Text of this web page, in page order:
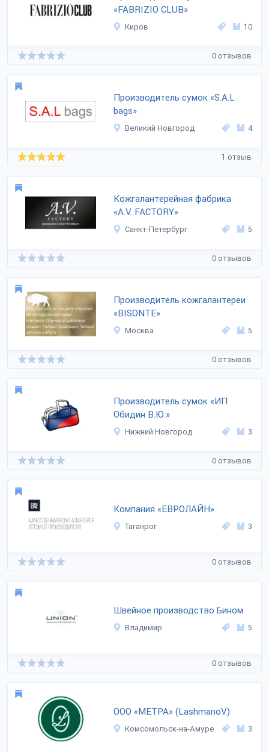
«FABRIZIO CLUB»
Киров 10
0 отзывов
Производитель сумок «S.A.L
bags»
Великий Новгород 4
1 отзыв
Кожгалантерейная фабрика
«A.V. FACTORY»
Санкт-Петербург 5
0 отзывов
Производитель кожгалантереи
«BISONTE»
Москва 5
0 отзывов
Производитель сумок «ИП
Обидин В.Ю.»
Нижний Новгород 3
0 отзывов
Компания «ЕВРОЛАЙН»
Таганрог 3
0 отзывов
Швейное производство Бином
Владимир 5
0 отзывов
ООО «МЕТРА» (LashmanoV)
Комсомольск-на-Амуре 3